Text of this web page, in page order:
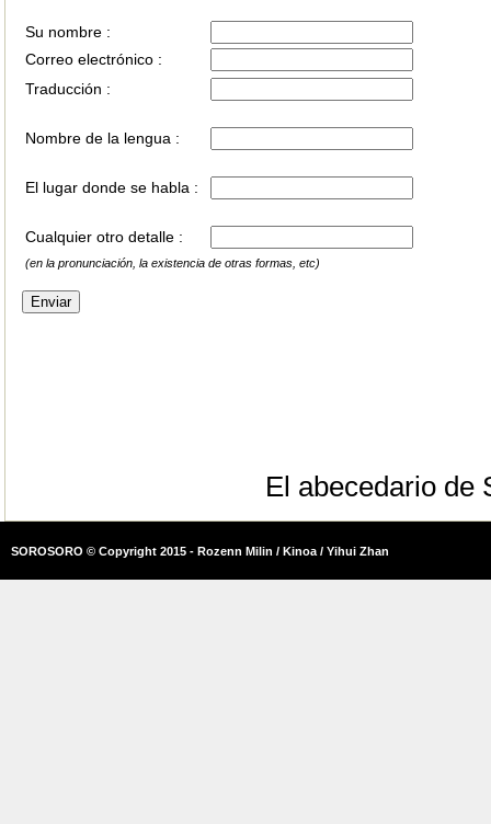
Su nombre :
Correo electrónico :
Traducción :
Nombre de la lengua :
El lugar donde se habla :
Cualquier otro detalle :
(en la pronunciación, la existencia de otras formas, etc)
El abecedario de
SOROSORO © Copyright 2015 - Rozenn Milin / Kinoa / Yihui Zhan